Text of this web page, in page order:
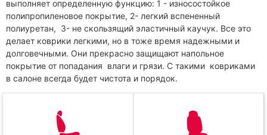
выполняет определенную функцию: 1 - износостойкое
полипропиленовое покрытие, 2- легкий вспененный
полиуретан, 3- не скользящий эластичный каучук. Все это
делает коврики легкими, но в тоже время надежными и
долговечными. Они прекрасно защищают напольное
покрытие от попадания влаги и грязи. С такими ковриками
в салоне всегда будет чистота и порядок.